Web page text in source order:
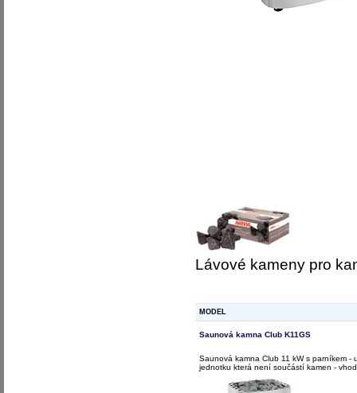
Lávové kameny pro
MODEL
Saunová kamna Club K11GS
Saunová kamna Club 11 kW s parníkem
jednotku která není součástí kamen -